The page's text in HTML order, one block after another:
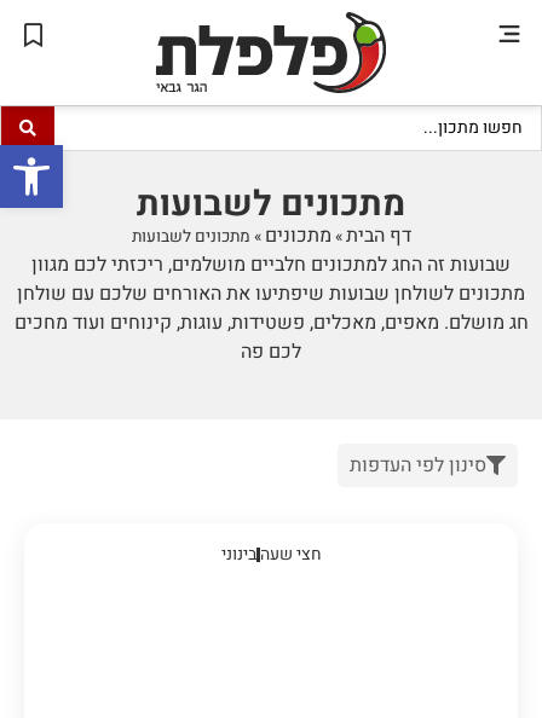
פתח
מתכונים לשבועות
דף הבית» מתכונים » מתכונים לשבועות
שבועות זה החג למתכונים חלביים מושלמים, ריכזתי לכם מגוון
מתכונים לשולחן שבועות שיפתיעו את האורחים שלכם עם שולחן
חג מושלם. מאפים, מאכלים, פשטידות, עוגות, קינוחים ועוד מחכים
לכם פה
סינון לפי העדפות
חצי שעהבינוני